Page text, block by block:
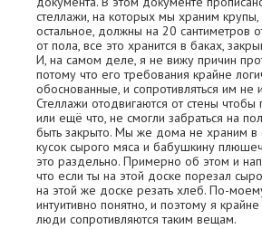
стеллажи, на которых мы храним
остальное, должны на 20 сантиметров
от пола, все это хранится в баках,
И, на самом деле, я не вижу причин
потому что его требования крайне
обоснованные, и сопротивляться им не
Стеллажи отодвигаются от стены
или ещё что, не смогли забраться на
быть закрыто. Мы же дома не храним в
кусок сырого мяса и бабушкину
это раздельно. Примерно об этом и
что если ты на этой доске порезал
на этой же доске резать хлеб. По-
интуитивно понятно, и поэтому я
люди сопротивляются таким вещам.